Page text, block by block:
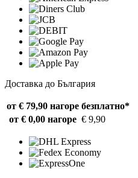
Доставка до България
от € 79,90 нагоре безплатно*
от € 0,00 нагоре € 9,90